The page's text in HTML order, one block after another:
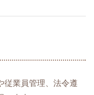
従業員管理、法令遵